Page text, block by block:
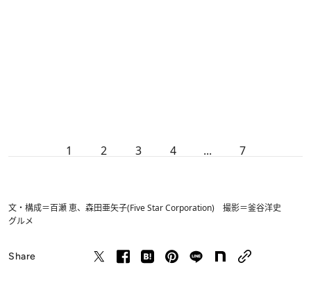
1 2 3 4 ... 7
文・構成＝百瀬 恵、森田亜矢子(Five Star Corporation) 撮影＝釜谷洋史
グルメ
Share